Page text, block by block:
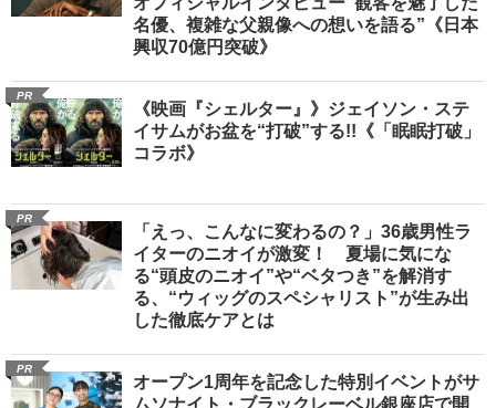
名優、複雑な父親像への想いを語る”《日本
興収70億円突破》
PR
《映画『シェルター』》ジェイソン・ステ
イサムがお盆を“打破”する!!《「眠眠打破」
コラボ》
PR
「えっ、こんなに変わるの？」36歳男性ラ
イターのニオイが激変！ 夏場に気にな
る“頭皮のニオイ”や“ベタつき”を解消す
る、“ウィッグのスペシャリスト”が生み出
した徹底ケアとは
PR
オープン1周年を記念した特別イベントがサ
ムソナイト・ブラックレーベル銀座店で開